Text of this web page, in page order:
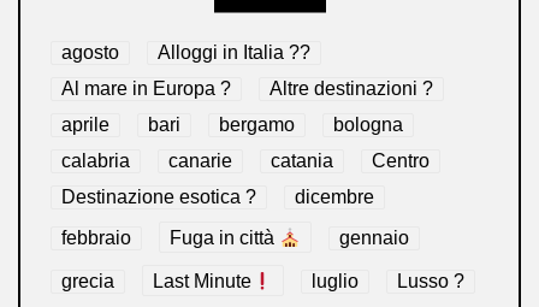
agosto
Alloggi in Italia ??
Al mare in Europa ?️
Altre destinazioni ?
aprile
bari bergamo
bologna
calabria
canarie catania
Centro
Destinazione esotica ?
dicembre
febbraio Fuga in città gennaio
grecia Last Minute luglio
Lusso ?